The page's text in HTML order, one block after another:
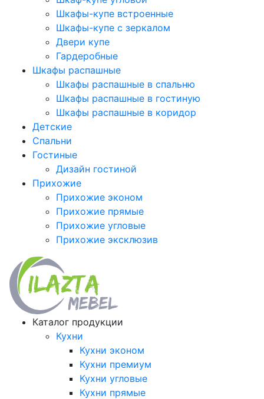
Шкафы-купе встроенные
Шкафы-купе с зеркалом
Двери купе
Гардеробные
Шкафы распашные
Шкафы распашные в спальню
Шкафы распашные в гостиную
Шкафы распашные в коридор
Детские
Спальни
Гостиные
Дизайн гостиной
Прихожие
Прихожие эконом
Прихожие прямые
Прихожие угловые
Прихожие эксклюзив
Каталог продукции
Кухни
Кухни эконом
Кухни премиум
Кухни угловые
Кухни прямые